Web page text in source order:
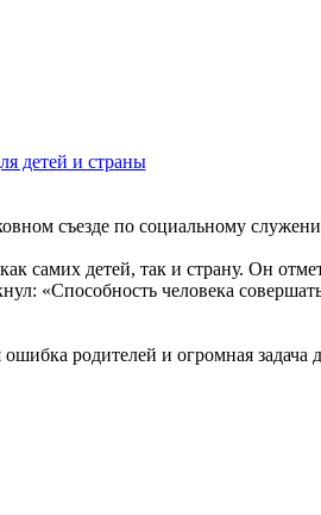
съезде по социальному
самих детей, так и страну. Он
«Способность человека
родителей и огромная задача